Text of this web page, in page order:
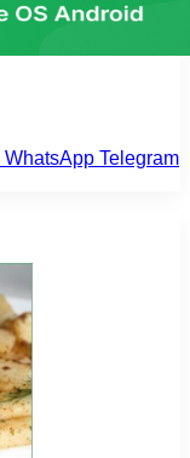
WhatsApp Telegram